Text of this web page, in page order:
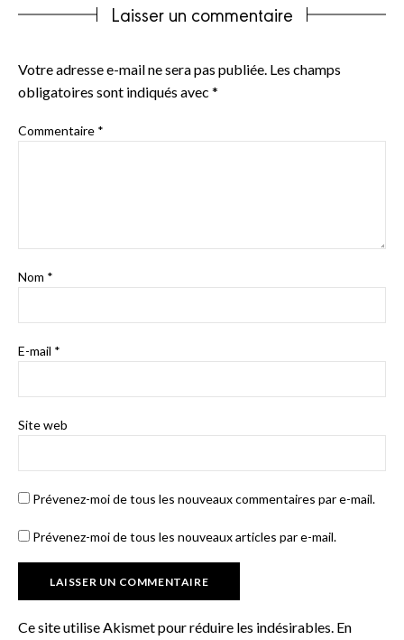
Laisser un commentaire
Votre adresse e-mail ne sera pas publiée. Les champs
obligatoires sont indiqués avec *
Commentaire *
Nom *
E-mail *
Site web
Prévenez-moi de tous les nouveaux commentaires par e-mail.
Prévenez-moi de tous les nouveaux articles par e-mail.
Ce site utilise Akismet pour réduire les indésirables. En